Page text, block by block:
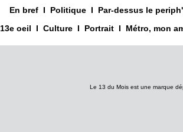
En bref I Politique I
Par-dessus le periph'
13e oeil
I Culture I Portrait I Métro, mon
Le 13 du Mois est une marque